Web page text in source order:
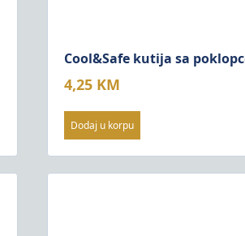
Cool&Safe kutija sa
4,25 KM
Dodaj u korpu